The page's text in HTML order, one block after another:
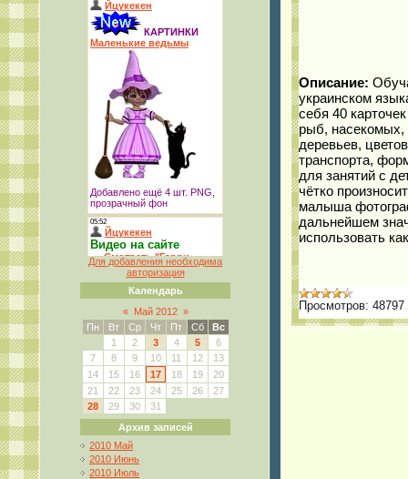
Для добавления необходима
авторизация
Календарь
«
Май 2012 »
Пн
Вт Ср Чт Пт Сб
Вс
1
2 3 4 5
6
7
8 9 10 11 12
13
14
15 16 17 18 19
20
21
22 23 24 25 26
27
28
29 30
31
Архив записей
2010 Май
2010 Июнь
2010 Июль
Описание:
украинском
себя 40
рыб, насекомых,
деревьев,
транспорта,
для занятий с
чётко
малыша
дальнейшем
использовать
Просмотров: 48797